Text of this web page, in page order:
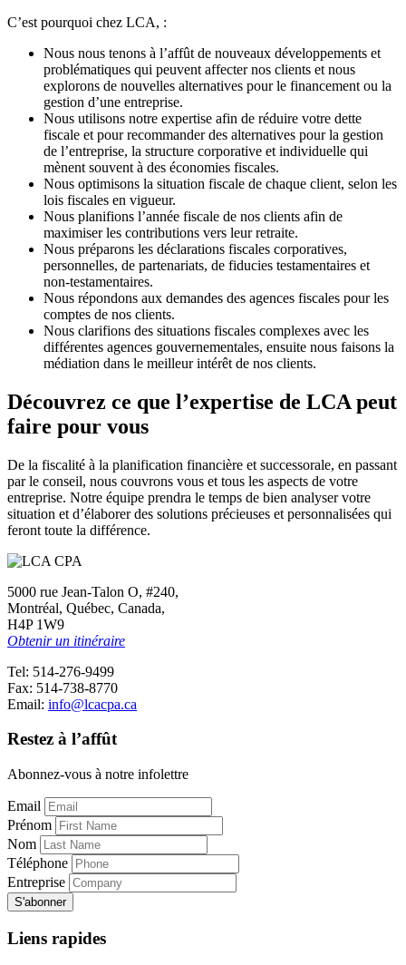
C’est pourquoi chez LCA, :
Nous nous tenons à l’affût de nouveaux développements et
problématiques qui peuvent affecter nos clients et nous
explorons de nouvelles alternatives pour le financement ou la
gestion d’une entreprise.
Nous utilisons notre expertise afin de réduire votre dette
fiscale et pour recommander des alternatives pour la gestion
de l’entreprise, la structure corporative et individuelle qui
mènent souvent à des économies fiscales.
Nous optimisons la situation fiscale de chaque client, selon les
lois fiscales en vigueur.
Nous planifions l’année fiscale de nos clients afin de
maximiser les contributions vers leur retraite.
Nous préparons les déclarations fiscales corporatives,
personnelles, de partenariats, de fiducies testamentaires et
non-testamentaires.
Nous répondons aux demandes des agences fiscales pour les
comptes de nos clients.
Nous clarifions des situations fiscales complexes avec les
différentes agences gouvernementales, ensuite nous faisons la
médiation dans le meilleur intérêt de nos clients.
Découvrez ce que l’expertise de LCA peut
faire pour vous
De la fiscalité à la planification financière et successorale, en passant
par le conseil, nous couvrons vous et tous les aspects de votre
entreprise. Notre équipe prendra le temps de bien analyser votre
situation et d’élaborer des solutions précieuses et personnalisées qui
feront toute la différence.
5000 rue Jean-Talon O, #240,
Montréal, Québec, Canada,
H4P 1W9
Obtenir un itinéraire
Tel: 514-276-9499
Fax: 514-738-8770
Email: info@lcacpa.ca
Restez à l’affût
Abonnez-vous à notre infolettre
Email
Prénom
Nom
Téléphone
Entreprise
Liens rapides